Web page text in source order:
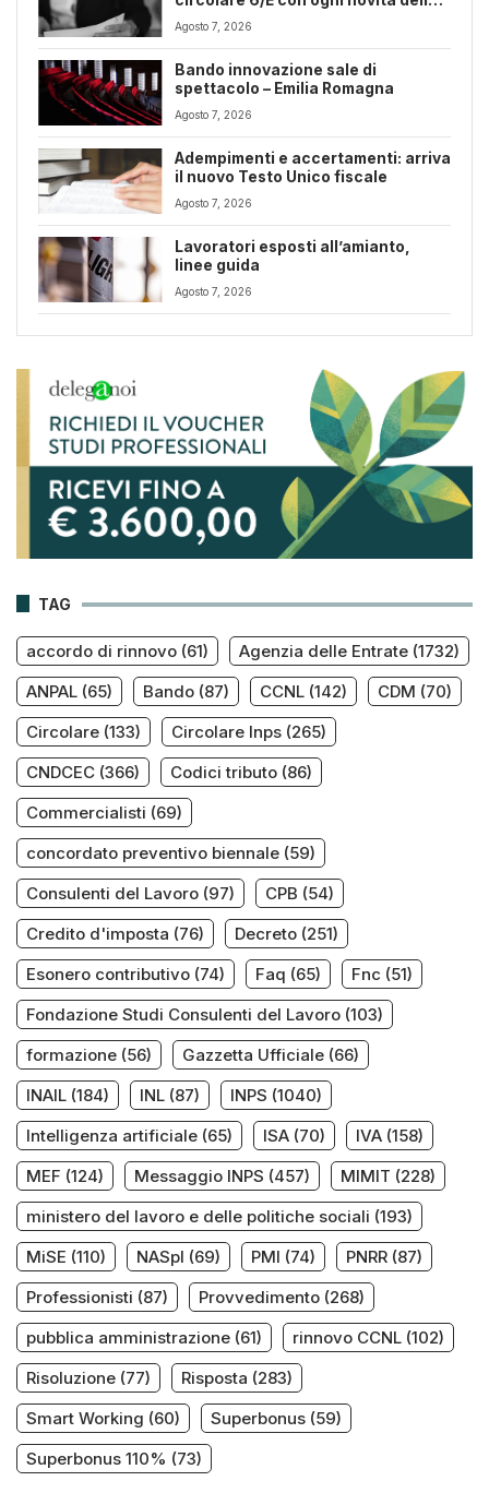
riforma fiscale
Agosto 7, 2026
Bando innovazione sale di
spettacolo – Emilia Romagna
Agosto 7, 2026
Adempimenti e accertamenti: arriva
il nuovo Testo Unico fiscale
Agosto 7, 2026
Lavoratori esposti all’amianto,
linee guida
Agosto 7, 2026
TAG
accordo di rinnovo (61) Agenzia delle Entrate (1732)
ANPAL (65) Bando (87) CCNL (142) CDM (70)
Circolare (133) Circolare Inps (265)
CNDCEC (366) Codici tributo (86)
Commercialisti (69)
concordato preventivo biennale (59)
Consulenti del Lavoro (97) CPB (54)
Credito d'imposta (76) Decreto (251)
Esonero contributivo (74) Faq (65) Fnc (51)
Fondazione Studi Consulenti del Lavoro (103)
formazione (56) Gazzetta Ufficiale (66)
INAIL (184) INL (87) INPS (1040)
Intelligenza artificiale (65) ISA (70) IVA (158)
MEF (124) Messaggio INPS (457) MIMIT (228)
ministero del lavoro e delle politiche sociali (193)
MiSE (110) NASpI (69) PMI (74) PNRR (87)
Professionisti (87) Provvedimento (268)
pubblica amministrazione (61) rinnovo CCNL (102)
Risoluzione (77) Risposta (283)
Smart Working (60) Superbonus (59)
Superbonus 110% (73)